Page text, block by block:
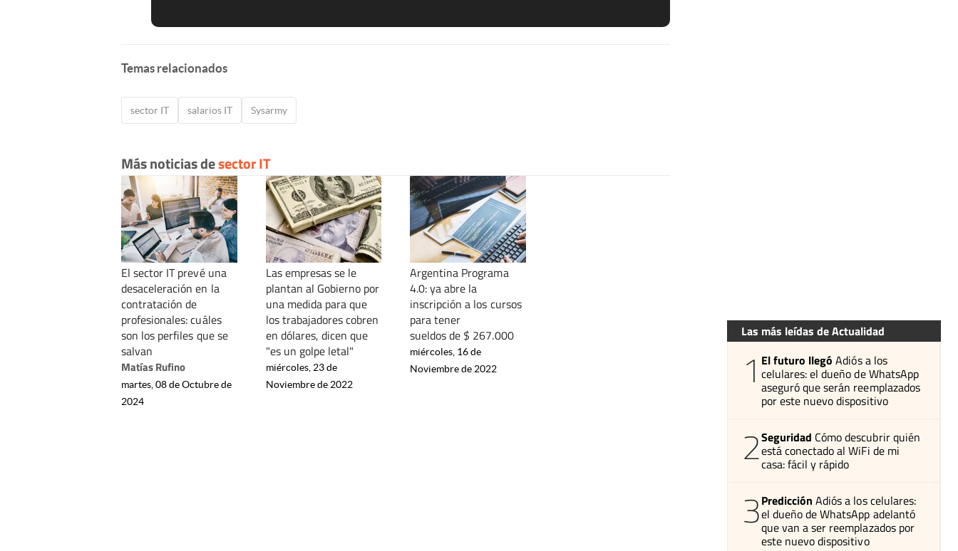
Temas relacionados
sector IT salarios IT Sysarmy
Más noticias desector IT
El sector IT prevé una
desaceleración en la
contratación de
profesionales: cuáles
son los perfiles que se
salvan
Matías Rufino
martes, 08 de Octubre de
2024
Las empresas se le
plantan al Gobierno por
una medida para que
los trabajadores cobren
en dólares, dicen que
"es un golpe letal"
miércoles, 23 de
Noviembre de 2022
Argentina Programa
4.0: ya abre la
inscripción a los cursos
para tener
sueldos de $ 267.000
miércoles, 16 de
Noviembre de 2022
Las más leídas de Actualidad
1 El futuro llegó Adiós a los
celulares: el dueño de WhatsApp
aseguró que serán reemplazados
por este nuevo dispositivo
2Seguridad Cómo descubrir quién
está conectado al WiFi de mi
casa: fácil y rápido
3Predicción Adiós a los celulares:
el dueño de WhatsApp adelantó
que van a ser reemplazados por
este nuevo dispositivo